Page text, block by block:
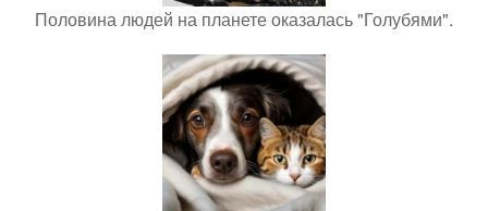
Половина людей на планете оказалась "Голубями".